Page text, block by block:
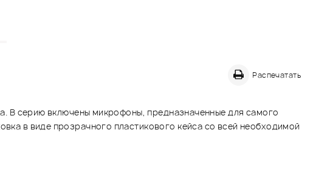
Распечатать
В серию включены микрофоны, предназначенные для самого
в виде прозрачного пластикового кейса со всей необходимой